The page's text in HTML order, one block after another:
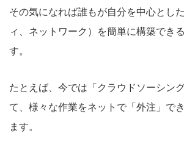
その気になれば誰もが自分を中心とし
ィ、ネットワーク）を簡単に構築でき
す。
たとえば、今では「クラウドソーシン
て、様々な作業をネットで「外注」で
ます。